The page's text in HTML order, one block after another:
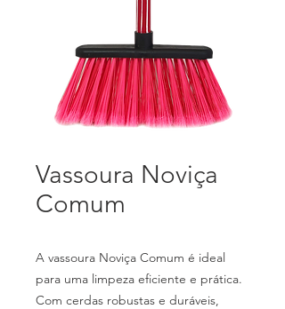
Vassoura Noviça
Comum
A vassoura Noviça Comum é ideal
para uma limpeza eficiente e prática.
Com cerdas robustas e duráveis,